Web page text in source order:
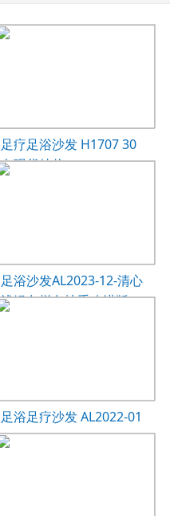
足疗足浴沙发 H1707 30
套现货特价
足浴沙发AL2023-12-清心
浅绿色拼色扶手改进版
足浴足疗沙发 AL2022-01